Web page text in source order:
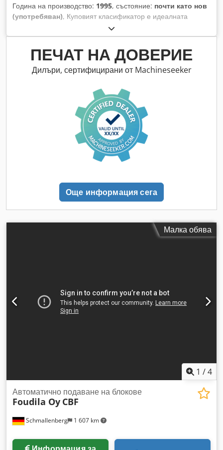
Година на производство: 1995, състояние: почти като нов
(употребяван), Куповият класификатор е идеалната
машина за възстановяване на пясък 0-4, с ниска енергийна
консумация и минимални изисквания за поддръжка.
Dksdpfx Aheu Avrts Esr - Капацитет: 50 куб.м/ч - Двигател:
5,5 kW.ПЕЧАТ НА ДОВЕРИЕ
Дилъри, сертифицирани от Machineseeker
Още информация сега
Малка обява
1 /4
Schmallenberg 1 607 km
Автоматично подаване на блокове
Foudila Oy CBF